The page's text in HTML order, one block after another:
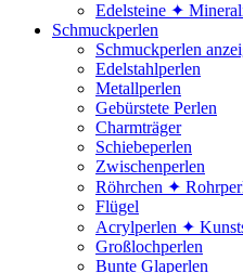
Edelsteine ✦
Schmuckperlen
Schmuckperlen
Edelstahlperlen
Metallperlen
Gebürstete Perlen
Charmträger
Schiebeperlen
Zwischenperlen
Röhrchen ✦
Flügel
Acrylperlen ✦
Großlochperlen
Bunte Glaperlen